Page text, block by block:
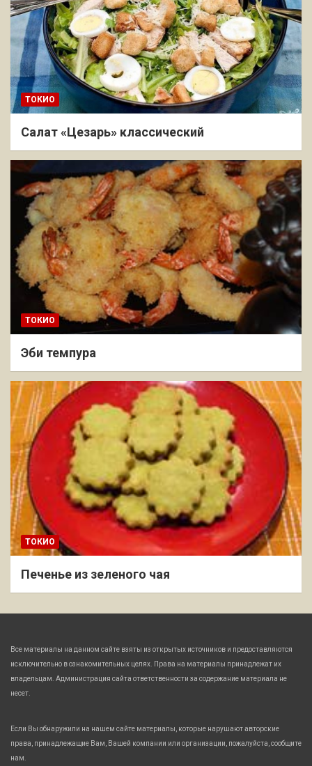
ТОКИО
Салат «Цезарь» классический
ТОКИО
Эби темпура
ТОКИО
Печенье из зеленого чая
Все материалы на данном сайте взяты из открытых источников и предоставляются
исключительно в ознакомительных целях. Права на материалы принадлежат их
владельцам. Администрация сайта ответственности за содержание материала не
несет.
Если Вы обнаружили на нашем сайте материалы, которые нарушают авторские
права, принадлежащие Вам, Вашей компании или организации, пожалуйста, сообщите
нам.